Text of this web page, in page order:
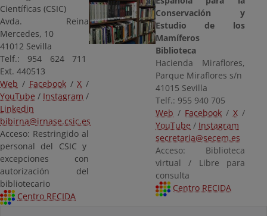
Científicas (CSIC)
Avda. Reina
Mercedes, 10
41012 Sevilla
Telf.: 954 624 711
Ext. 440513
Web / Facebook/X /
YouTube / Instagram /
Linkedin
bibirna@irnase.csic.es
Acceso: Restringido al
personal del CSIC y
excepciones con
autorización del
bibliotecario
Centro RECIDA
Conservación y
Estudio de los
Mamíferos
Biblioteca
Hacienda Miraflores,
Parque Miraflores s/n
41015 Sevilla
Telf.: 955 940 705
Web / Facebook / X/
YouTube / Instagram
secretaria@secem.es
Acceso: Biblioteca
virtual / Libre para
consulta
Centro RECIDA